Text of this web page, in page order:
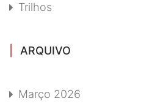
Trilhos
ARQUIVO
Março 2026